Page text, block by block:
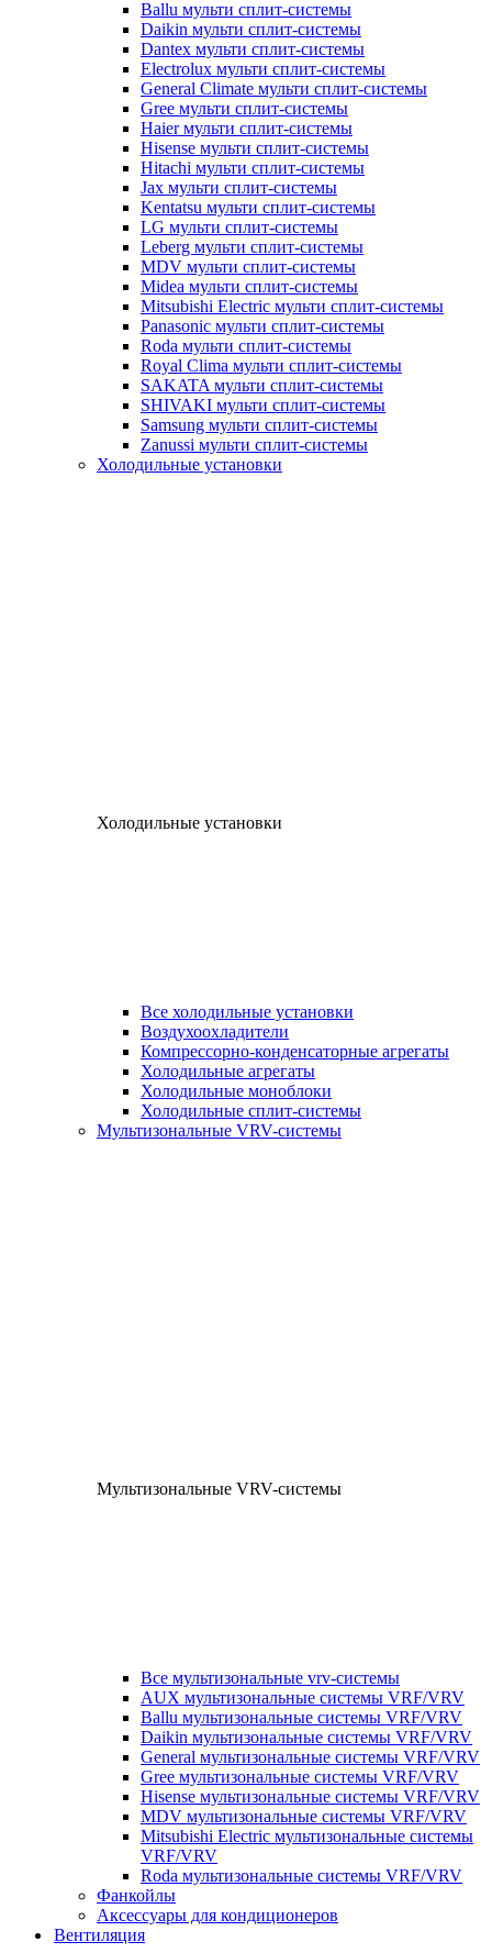
Ballu мульти сплит-системы
Daikin мульти сплит-системы
Dantex мульти сплит-системы
Electrolux мульти сплит-системы
General Climate мульти сплит-системы
Gree мульти сплит-системы
Haier мульти сплит-системы
Hisense мульти сплит-системы
Hitachi мульти сплит-системы
Jax мульти сплит-системы
Kentatsu мульти сплит-системы
LG мульти сплит-системы
Leberg мульти сплит-системы
MDV мульти сплит-системы
Midea мульти сплит-системы
Mitsubishi Electric мульти сплит-системы
Panasonic мульти сплит-системы
Roda мульти сплит-системы
Royal Clima мульти сплит-системы
SAKATA мульти сплит-системы
SHIVAKI мульти сплит-системы
Samsung мульти сплит-системы
Zanussi мульти сплит-системы
Холодильные установки
Холодильные установки
Все холодильные установки
Воздухоохладители
Компрессорно-конденсаторные агрегаты
Холодильные агрегаты
Холодильные моноблоки
Холодильные сплит-системы
Мультизональные VRV-системы
Мультизональные VRV-системы
Все мультизональные vrv-системы
AUX мультизональные системы VRF/VRV
Ballu мультизональные системы VRF/VRV
Daikin мультизональные системы VRF/VRV
General мультизональные системы VRF/VRV
Gree мультизональные системы VRF/VRV
Hisense мультизональные системы VRF/VRV
MDV мультизональные системы VRF/VRV
Mitsubishi Electric мультизональные системы
VRF/VRV
Roda мультизональные системы VRF/VRV
Фанкойлы
Аксессуары для кондиционеров
Вентиляция